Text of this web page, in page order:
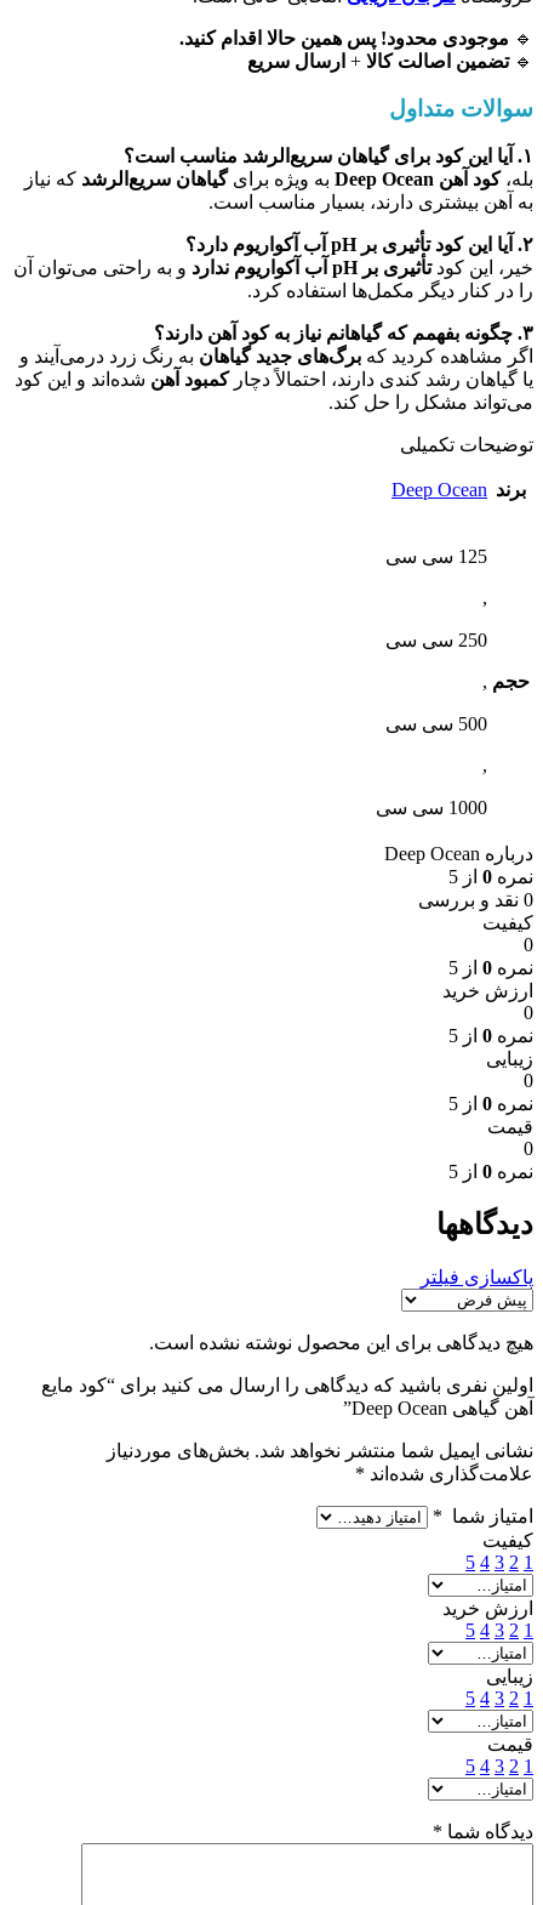
🔹 موجودی محدود! پس همین حالا اقدام کنید.
🔹تضمین اصالت کالا + ارسال سریع
سوالات متداول
۱. آیا این کود برای گیاهان سریع‌الرشد مناسب است؟
بله،کود آهن Deep Ocean به ویژه برایگیاهان سریع‌الرشد که نیاز
به آهن بیشتری دارند، بسیار مناسب است.
۲. آیا این کود تأثیری بر pH آب آکواریوم دارد؟
خیر، این کودتأثیری بر pH آب آکواریوم ندارد
و به راحتی می‌توان آن
را در کنار دیگر مکمل‌ها استفاده کرد.
۳. چگونه بفهمم که گیاهانم نیاز به کود آهن دارند؟
اگر مشاهده کردید که برگ‌های جدید گیاهان به رنگ زرد درمی‌آیند و
یا گیاهان رشد کندی دارند، احتمالاً دچارکمبود آهن شده‌اند و این کود
می‌تواند مشکل را حل کند.
توضیحات تکمیلی
برند Deep Ocean
حجم
125 سی سی
,
250 سی سی
,
500 سی سی
,
1000 سی سی
درباره Deep Ocean
نمره 0 از 5
0 نقد و بررسی
کیفیت
0
نمره 0 از 5
ارزش خرید
0
نمره 0 از 5
زیبایی
0
نمره 0 از 5
قیمت
0
نمره 0 از 5
دیدگاهها
پاکسازی فیلتر
هیچ دیدگاهی برای این محصول نوشته نشده است.
اولین نفری باشید که دیدگاهی را ارسال می کنید برای “کود مایع
آهن گیاهی Deep Ocean”
نشانی ایمیل شما منتشر نخواهد شد. بخش‌های موردنیاز
علامت‌گذاری شده‌اند *
امتیاز شما *
کیفیت
1
2
3
4
5
ارزش خرید
1
2
3
4
5
زیبایی
1
2
3
4
5
قیمت
1
2
3
4
5
دیدگاه شما *